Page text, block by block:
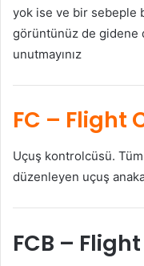
yok ise ve bir sebeple
görüntünüz de gidene
unutmayınız
FC – Flight
Uçuş kontrolcüsü.
düzenleyen uçuş
FCB –